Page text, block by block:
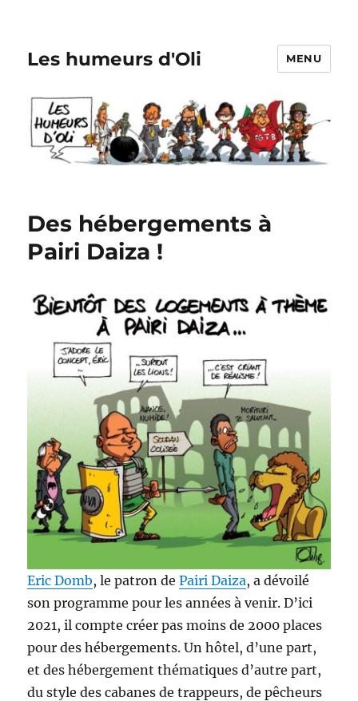
Les humeurs d'Oli MENU
Des hébergements à
Pairi Daiza !
Eric Domb, le patron dePairi Daiza, a dévoilé
son programme pour les années à venir. D’ici
2021, il compte créer pas moins de 2000 places
pour des hébergements. Un hôtel, d’une part,
et des hébergement thématiques d’autre part,
du style des cabanes de trappeurs, de pêcheurs